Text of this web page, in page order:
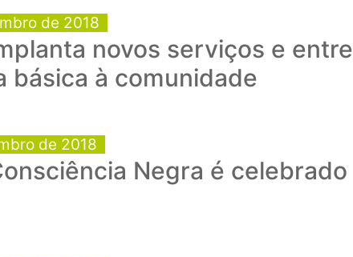
de 2018
novos serviços e
básica à comunidade
de 2018
Negra é